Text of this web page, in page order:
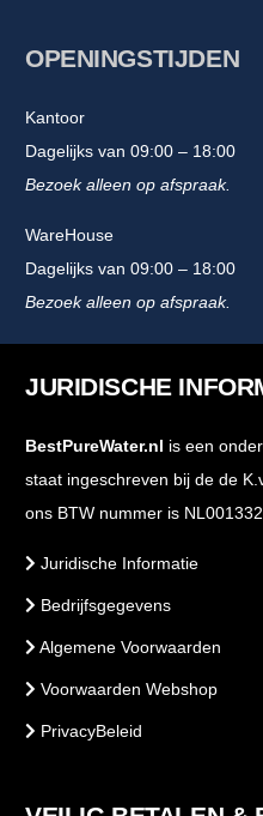
OPENINGSTIJDEN
Kantoor
Dagelijks van 09:00 – 18:00
Bezoek alleen op afspraak.
WareHouse
Dagelijks van 09:00 – 18:00
Bezoek alleen op afspraak.
JURIDISCHE
BestPureWater.nl is een
staat ingeschreven bij de de
ons BTW nummer is
Juridische Informatie
Bedrijfsgegevens
Algemene Voorwaarden
Voorwaarden Webshop
PrivacyBeleid